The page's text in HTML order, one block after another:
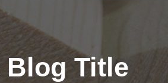
Blog Title